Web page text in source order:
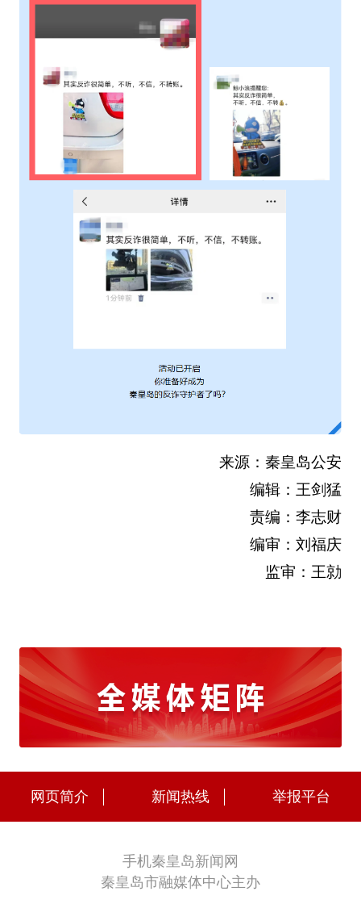
来源：秦皇岛公安
编辑：王剑猛
责编：李志财
编审：刘福庆
监审：王勍
网页简介 新闻热线 举报平台
手机秦皇岛新闻网
秦皇岛市融媒体中心主办